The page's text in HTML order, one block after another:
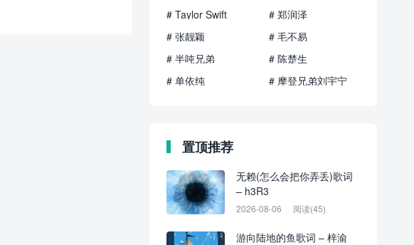
# Taylor Swift
# 郑润泽
# 张靓颖
# 毛不易
# 半吨兄弟
# 陈楚生
# 单依纯
# 摩登兄弟刘宇宁
置顶推荐
无赖(怎么会把你弄丢)歌词
– h3R3
2026-08-06 阅读(45)
游向陆地的鱼歌词 – 梓渝